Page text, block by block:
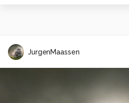
JurgenMaassen